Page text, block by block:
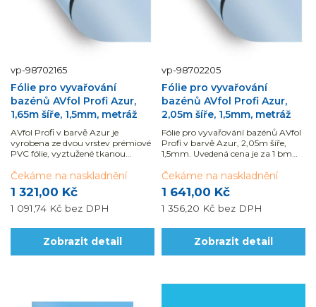
vp-98702165
Fólie pro vyvařování
bazénů AVfol Profi Azur,
1,65m šíře, 1,5mm, metráž
AVfol Profi v barvě Azur je
vyrobena ze dvou vrstev prémiové
PVC fólie, vyztužené tkanou
má ochraný lak z obou stran.
Dodáváno v běžných metrech
(uvedená cena je...
1 321,00 Kč
1 091,74 Kč bez DPH
Čekáme na naskladnění
Zobrazit detail
vp-98702205
Fólie pro vyvařování
bazénů AVfol Profi Azur,
2,05m šíře, 1,5mm, metráž
Fólie pro vyvařování bazénů AVfol
Profi v barvě Azur, 2,05m šíře,
1,5mm. Uvedená cena je za 1 bm
na roli je 25 m, lze objednat
libovolný počet běžných metrů.
1 641,00 Kč
1 356,20 Kč bez DPH
Čekáme na naskladnění
Zobrazit detail